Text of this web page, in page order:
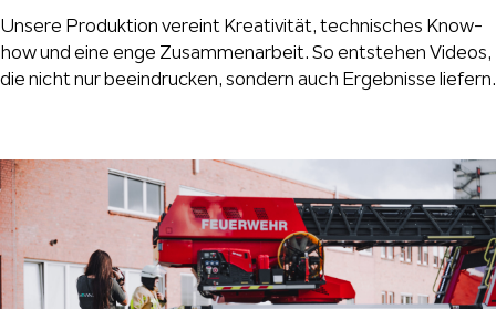
Unsere Produktion vereint Kreativität, technisches Know-
how und eine enge Zusammenarbeit. So entstehen Videos,
die nicht nur beeindrucken, sondern auch Ergebnisse liefern.